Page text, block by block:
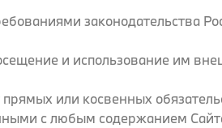
законодательства
и использование им
или косвенных
с любым содержанием